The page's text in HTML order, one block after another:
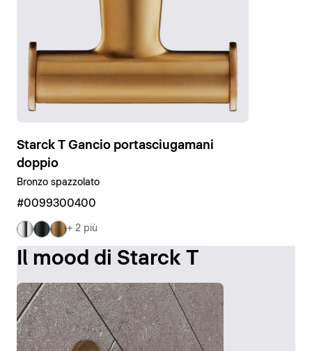
Starck T Gancio portasciugamani
doppio
Bronzo spazzolato
#0099300400
+ 2 più
Il mood di Starck T